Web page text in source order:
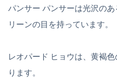
パンサー パンサーは光沢の
リーンの目を持っています。
レオパード ヒョウは、黄褐
ります。